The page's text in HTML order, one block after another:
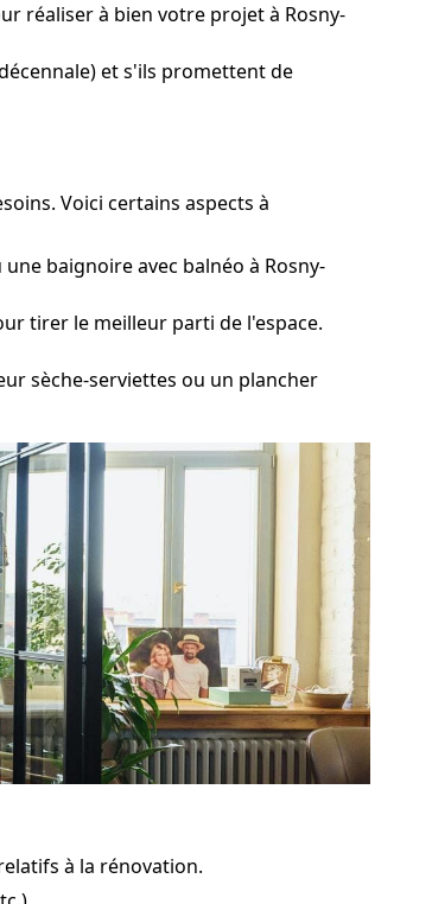
réaliser à bien votre projet à Rosny-
et s'ils promettent de
Voici certains aspects à
baignoire avec balnéo à Rosny-
tirer le meilleur parti de l'espace.
sèche-serviettes ou un plancher
à la rénovation.